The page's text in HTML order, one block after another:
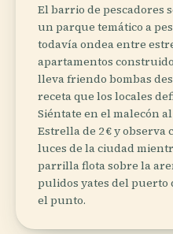
El barrio de pescadores
un parque temático a
todavía ondea entre
apartamentos
lleva friendo bombas
receta que los locales
Siéntate en el malecón
Estrella de 2 € y observa
luces de la ciudad
parrilla flota sobre la
pulidos yates del puerto
el punto.